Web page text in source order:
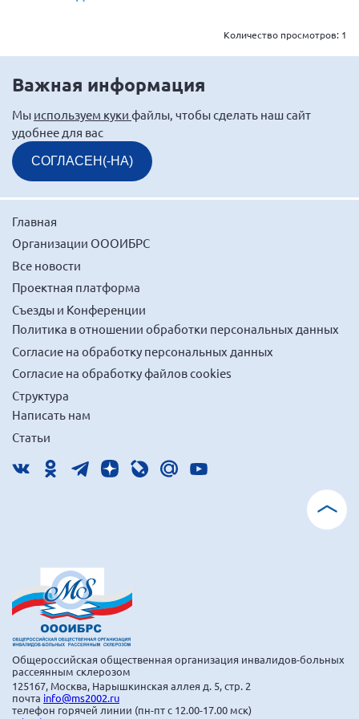
Новосибирская область
Омская область
Оренбургская область
Пензенская область
Республика Башкортостан
Республика Бурятия
Республика Карелия
Республика Калмыкия
Республика Хакасия
Ростовская область
г. Санкт-Петербург
г. Севастополь
Самарская область СОРС
Свердловская область
Томская область
Тульская область
Ульяновская область
Челябинская область
Ярославская область
Количество просмотров: 1
Важная информация
Мы используем куки файлы, чтобы сделать наш сайт
удобнее для вас
СОГЛАСЕН(-НА)
Главная
Организации ОООИБРС
Все новости
Проектная платформа
Съезды и Конференции
Политика в отношении обработки персональных данных
Согласие на обработку персональных данных
Согласие на обработку файлов cookies
Структура
Написать нам
Статьи
Общероссийская общественная организация инвалидов-больных
рассеянным склерозом
125167, Москва, Нарышкинская аллея д. 5, стр. 2
почта info@ms2002.ru
телефон горячей линии (пн-пт с 12.00-17.00 мск)